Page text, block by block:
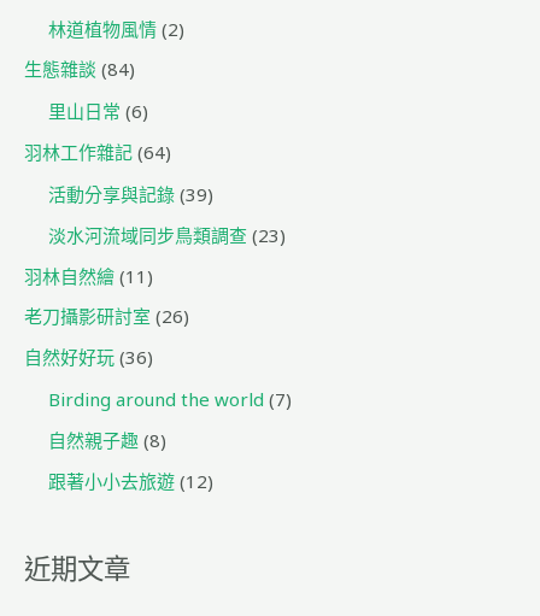
林道植物風情 (2)
生態雜談 (84)
里山日常 (6)
羽林工作雜記 (64)
活動分享與記錄 (39)
淡水河流域同步鳥類調查 (23)
羽林自然繪 (11)
老刀攝影研討室 (26)
自然好好玩 (36)
Birding around the world (7)
自然親子趣 (8)
跟著小小去旅遊 (12)
近期文章